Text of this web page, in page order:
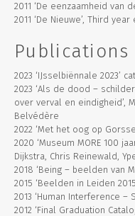
2011 ‘De eenzaamheid van
2011 ‘De Nieuwe’, Third
Publications
2023 ‘IJsselbiënnale 2023’
2023 ‘Als de dood –
over verval en eindigheid’,
Belvédère
2022 ‘Met het oog op
2020 ‘Museum MORE 100
Dijkstra, Chris Reinewald,
2018 ‘Being – beelden van
2015 ‘Beelden in Leiden
2013 ‘Human Interference –
2012 ‘Final Graduation